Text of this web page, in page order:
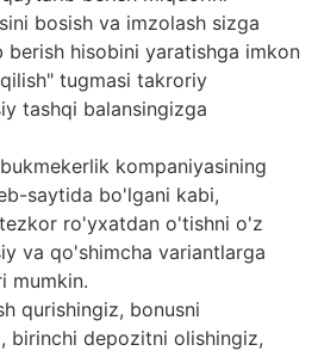
bosish va imzolash sizga
berish hisobini yaratishga imkon
tugmasi takroriy
tashqi balansingizga
kompaniyasining
saytida bo'lgani kabi,
ro'yxatdan o'tishni o'z
va qo'shimcha variantlarga
mumkin.
qurishingiz, bonusni
birinchi depozitni olishingiz,